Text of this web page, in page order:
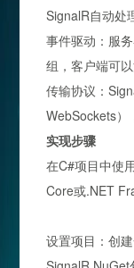
SignalR自动处
事件驱动：服
组，客户端可
传输协议：
WebSockets）
实现步骤
在C#项目中使
Core或.NET
设置项目：创